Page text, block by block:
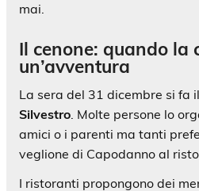
mai.
Il cenone: quando la
un’avventura
La sera del 31 dicembre si fa il
Silvestro . Molte persone lo
amici o i parenti ma tanti
veglione di Capodanno al
I ristoranti propongono dei